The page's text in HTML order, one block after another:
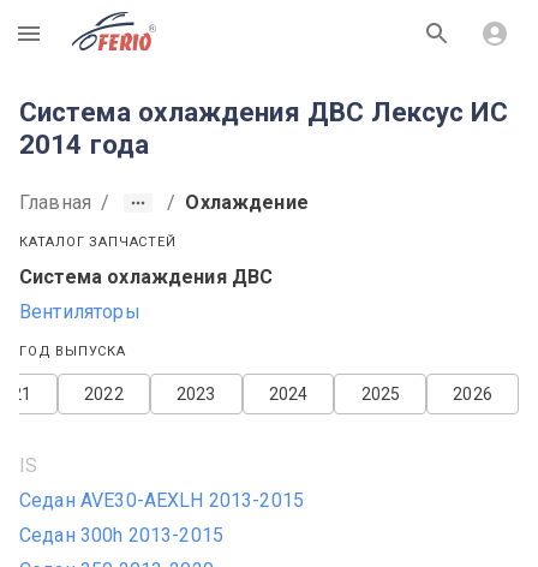
R
Система охлаждения ДВС Лексус ИС
2014 года
Главная / / Охлаждение
КАТАЛОГ ЗАПЧАСТЕЙ
Система охлаждения ДВС
Вентиляторы
ГОД ВЫПУСКА
2026
2025
2024
2023
2022
IS
Седан AVE30-AEXLH 2013-2015
Седан 300h 2013-2015